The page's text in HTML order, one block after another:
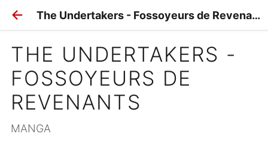
The Undertakers - Fossoyeurs de Revenants
THE UNDERTAKERS -
FOSSOYEURS DE
REVENANTS
MANGA